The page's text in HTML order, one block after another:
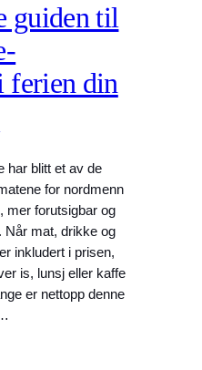
guiden til
ferien din
har blitt et av de
for nordmenn
mer forutsigbar og
Når mat, drikke og
inkludert i prisen,
is, lunsj eller kaffe
er nettopp denne